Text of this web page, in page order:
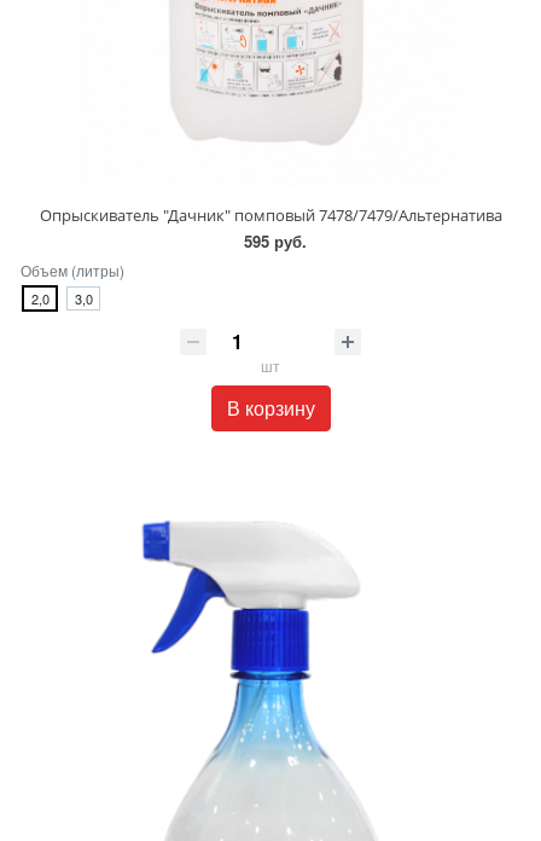
Опрыскиватель "Дачник" помповый 7478/7479/Альтернатива
595 руб.
Объем (литры)
2,0 3,0
шт
В корзину